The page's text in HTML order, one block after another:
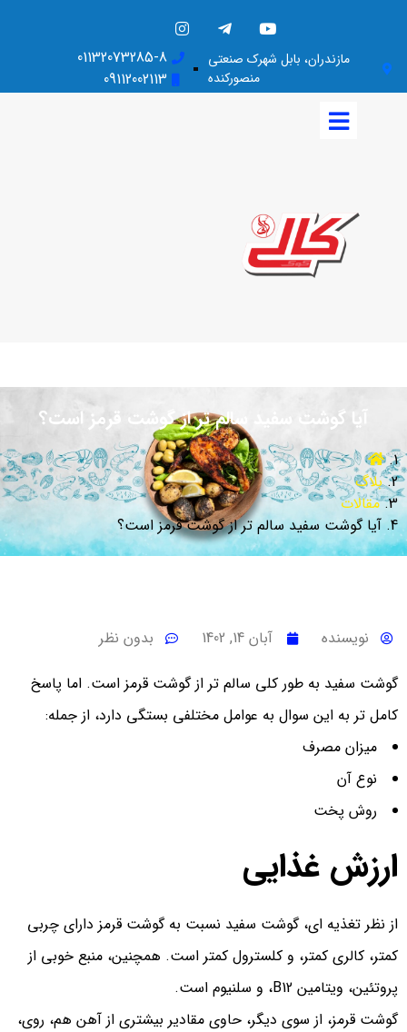
مازندران، بابل شهرک صنعتی
منصورکنده
01132073285-8
09112002113
آیا گوشت سفید سالم تر از گوشت قرمز است؟
بلاگ
مقالات
آیا گوشت سفید سالم تر از گوشت قرمز است؟
نویسنده آبان 14, 1402
بدون نظر
گوشت سفید به طور کلی سالم تر از گوشت قرمز است. اما پاسخ
کامل تر به این سوال به عوامل مختلفی بستگی دارد، از جمله:
میزان مصرف
نوع آن
روش پخت
ارزش غذایی
از نظر تغذیه ای، گوشت سفید نسبت به گوشت قرمز دارای چربی
کمتر، کالری کمتر، و کلسترول کمتر است. همچنین، منبع خوبی از
پروتئین، ویتامین B12، و سلنیوم است.
گوشت قرمز، از سوی دیگر، حاوی مقادیر بیشتری از آهن هم، روی،